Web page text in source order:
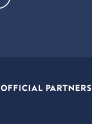
OFFICIAL PARTNERS